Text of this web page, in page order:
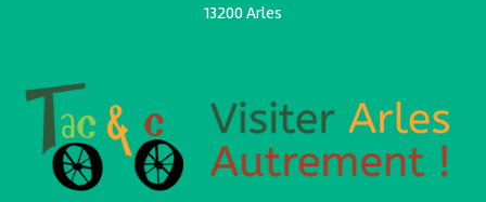
13200 Arles